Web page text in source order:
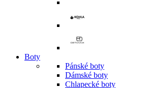
Boty
Pánské boty
Dámské boty
Chlapecké boty